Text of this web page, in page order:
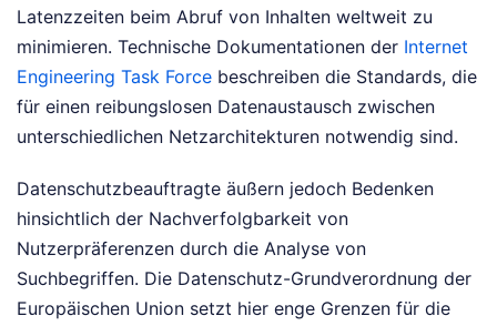
Latenzzeiten beim Abruf von Inhalten weltweit zu
minimieren. Technische Dokumentationen der Internet
Engineering Task Force beschreiben die Standards, die
für einen reibungslosen Datenaustausch zwischen
unterschiedlichen Netzarchitekturen notwendig sind.
Datenschutzbeauftragte äußern jedoch Bedenken
hinsichtlich der Nachverfolgbarkeit von
Nutzerpräferenzen durch die Analyse von
Suchbegriffen. Die Datenschutz-Grundverordnung der
Europäischen Union setzt hier enge Grenzen für die